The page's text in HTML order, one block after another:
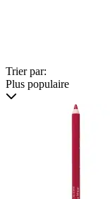
Trier par:
Plus populaire